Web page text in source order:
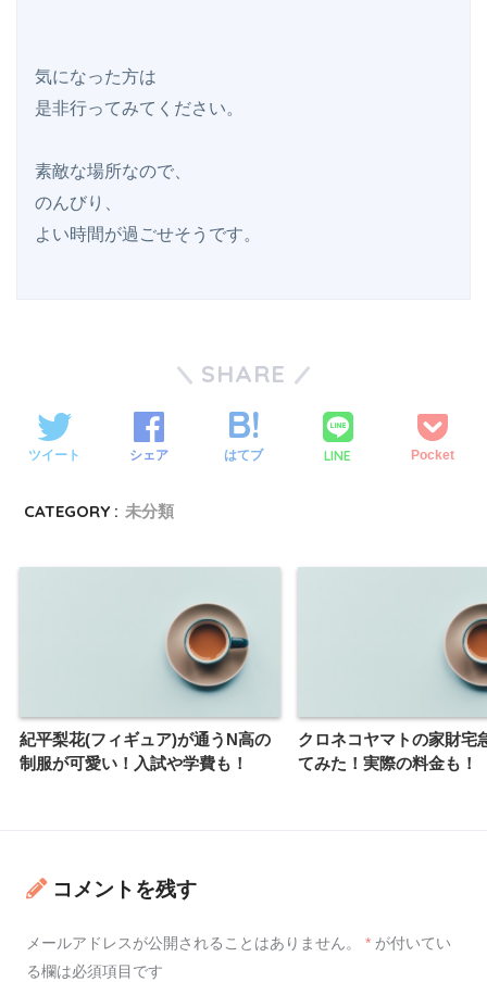
気になった方は
是非行ってみてください。
素敵な場所なので、
のんびり、
SHARE
ツイート シェア はてブ LINE Pocket
CATEGORY : 未分類
紀平梨花(フィギュア)が通うN高の
制服が可愛い！入試や学費も！
クロネコヤマトの家財宅
てみた！実際の料金も！
コメントを残す
メールアドレスが公開されることはありません。 * が付いてい
る欄は必須項目です